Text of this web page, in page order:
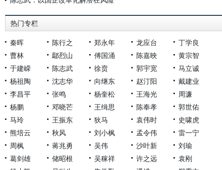
热门专栏
秦晖 陈行之 郑永年 龙应台
丁学良
曹林
鄢烈山 傅国涌 陈嘉映
黄宗智
于建嵘
陈志武 徐贲 郭宇宽
马立诚
杨祖陶
沈志华 向继东 赵汀阳
戴建业
李昌平
张鸣 杨奎松 王海光
周濂
杨鹏
邓晓芒 王缉思 陈奉孝
郭世佑
马玲
王振东 狄马 袁伟时
史啸虎
熊培云
秋风 刘小枫 孟令伟
雷一宁
周枫
蒋兆勇 吴伟 沙叶新
刘瑜
葛剑雄
储昭根 吴稼祥 许之远
袁刚